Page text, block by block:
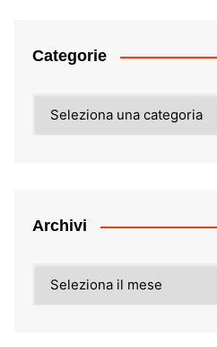
Categorie
Archivi